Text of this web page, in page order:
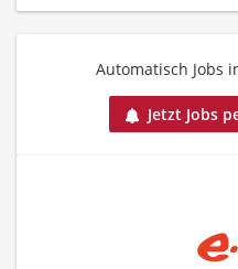
Automatisch Jobs
Jetzt Jobs